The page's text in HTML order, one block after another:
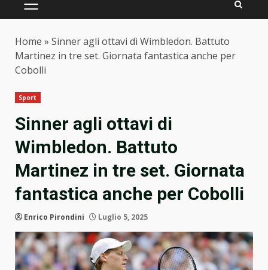
PRIMARY
Home » Sinner agli ottavi di Wimbledon. Battuto
Martinez in tre set. Giornata fantastica anche per
Cobolli
Sport
Sinner agli ottavi di
Wimbledon. Battuto
Martinez in tre set. Giornata
fantastica anche per Cobolli
Enrico Pirondini Luglio 5, 2025